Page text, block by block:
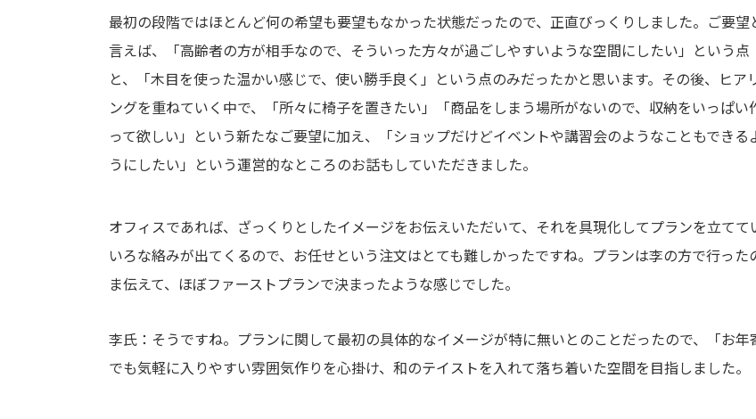
最初の段階ではほとんど何の希望も要望もなかった状態だったので、正直びっくりしました。ご要望
言えば、「高齢者の方が相手なので、そういった方々が過ごしやすいような空間にしたい」という点
と、「木目を使った温かい感じで、使い勝手良く」という点のみだったかと思います。その後、ヒア
ングを重ねていく中で、「所々に椅子を置きたい」「商品をしまう場所がないので、収納をいっぱい
って欲しい」という新たなご要望に加え、「ショップだけどイベントや講習会のようなこともできる
うにしたい」という運営的なところのお話もしていただきました。
オフィスであれば、ざっくりとしたイメージをお伝えいただいて、それを具現化してプランを立て
いろな絡みが出てくるので、お任せという注文はとても難しかったですね。プランは李の方で行っ
ま伝えて、ほぼファーストプランで決まったような感じでした。
李氏：そうですね。プランに関して最初の具体的なイメージが特に無いとのことだったので、「お
でも気軽に入りやすい雰囲気作りを心掛け、和のテイストを入れて落ち着いた空間を目指しました。